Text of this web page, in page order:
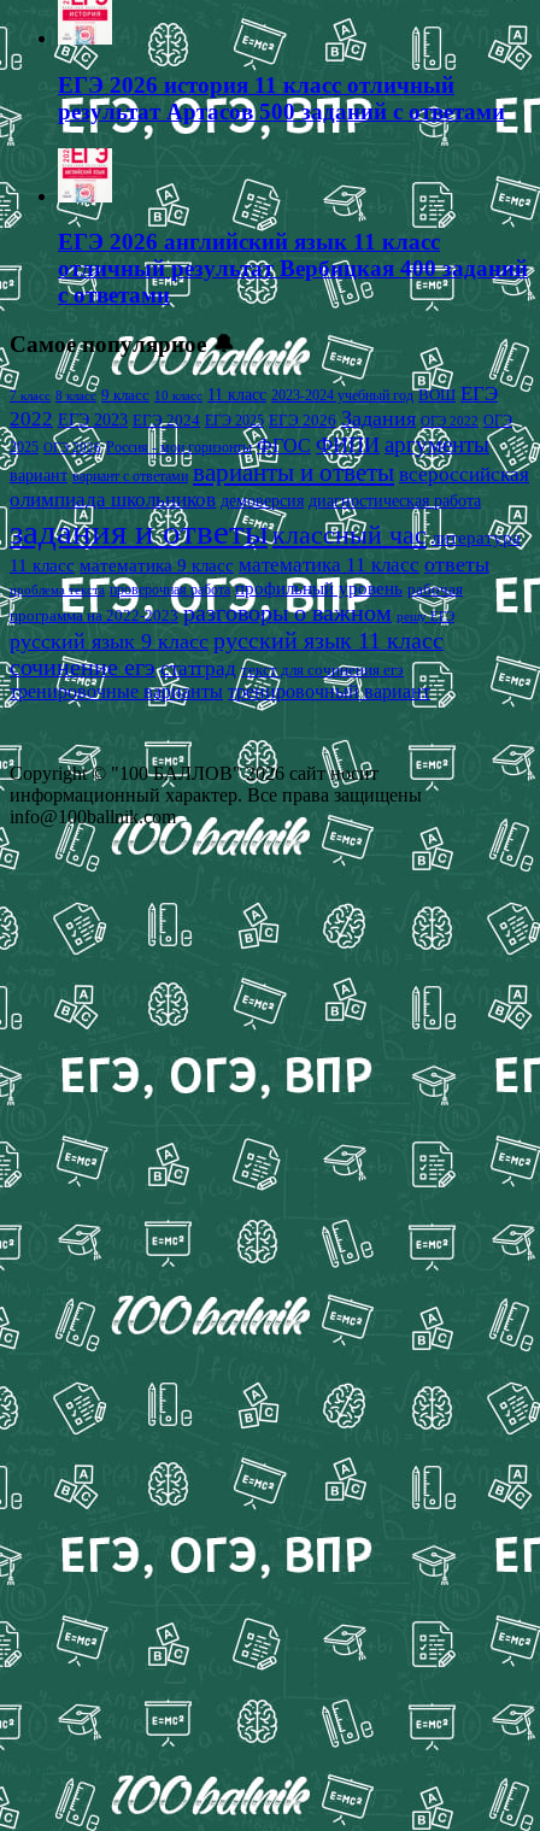
ЕГЭ 2026 история 11 класс отличный
результат Артасов 500 заданий с ответами
ЕГЭ 2026 английский язык 11 класс
отличный результат Вербицкая 400 заданий
с ответами
Самое популярное 🔔
7 класс 8 класс 9 класс 10 класс 11 класс 2023-2024 учебный год ВОШ ЕГЭ
2022 ЕГЭ 2023 ЕГЭ 2024 ЕГЭ 2025 ЕГЭ 2026 Задания ОГЭ 2022 ОГЭ
2025 ОГЭ 2026 Россия - мои горизонты ФГОС ФИПИ аргументы
вариант вариант с ответами варианты и ответы всероссийская
олимпиада школьников демоверсия диагностическая работа
задания и ответыклассный час литература
11 класс математика 9 класс математика 11 класс ответы
проблема текста проверочная работа профильный уровень рабочая
программа на 2022-2023 разговоры о важном решу ЕГЭ
русский язык 9 класс русский язык 11 класс
сочинение егэ статград текст для сочинения егэ
тренировочные варианты тренировочный вариант
Copyright © "100 БАЛЛОВ" 2026 сайт носит
информационный характер. Все права защищены
info@100ballnik.com